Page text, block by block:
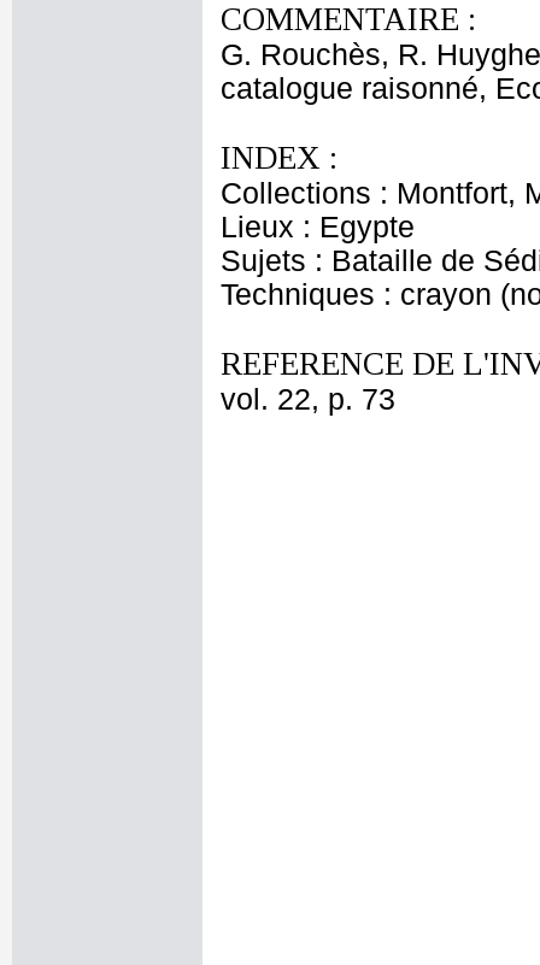
COMMENTAIRE :
G. Rouchès, R.
catalogue raisonné,
INDEX :
Collections : Montfort,
Lieux : Egypte
Sujets : Bataille de
Techniques : crayon
REFERENCE DE
vol. 22, p. 73